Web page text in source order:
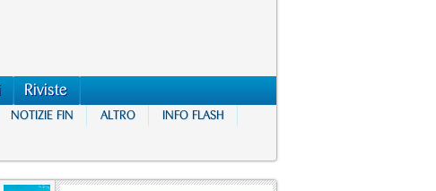
Riviste
NOTIZIE FIN ALTRO INFO FLASH